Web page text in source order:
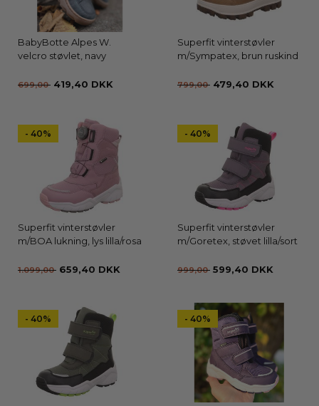
BabyBotte Alpes W.
velcro støvlet, navy
699,00 419,40 DKK
Superfit vinterstøvler
m/Sympatex, brun ruskind
799,00 479,40 DKK
- 40%
Superfit vinterstøvler
m/BOA lukning, lys lilla/rosa
1.099,00 659,40 DKK
- 40%
Superfit vinterstøvler
m/Goretex, støvet lilla/sort
999,00 599,40 DKK
- 40% - 40%